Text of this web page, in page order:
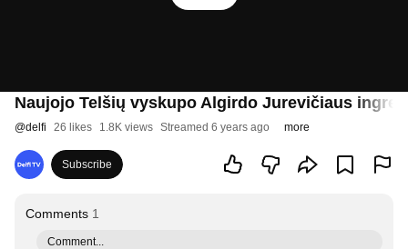
Naujojo Telšių vyskupo Algirdo Jurevičiaus
@delfi 26 likes 1.8K views Streamed 6 years ago more
Subscribe
Comments 1
Comment...